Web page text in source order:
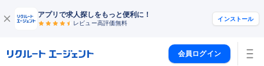
アプリで求人探しをもっと便利に！
レビュー高評価無料
インストール
会員ログイン